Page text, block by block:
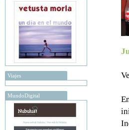
Viajes
MundoDigital